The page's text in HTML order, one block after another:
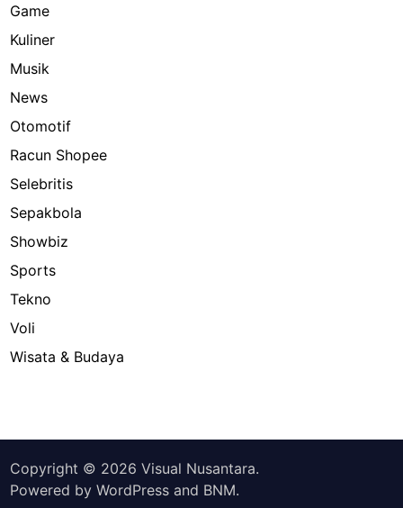
Game
Kuliner
Musik
News
Otomotif
Racun Shopee
Selebritis
Sepakbola
Showbiz
Sports
Tekno
Voli
Wisata & Budaya
Copyright © 2026Visual Nusantara.
Powered byWordPress and BNM.